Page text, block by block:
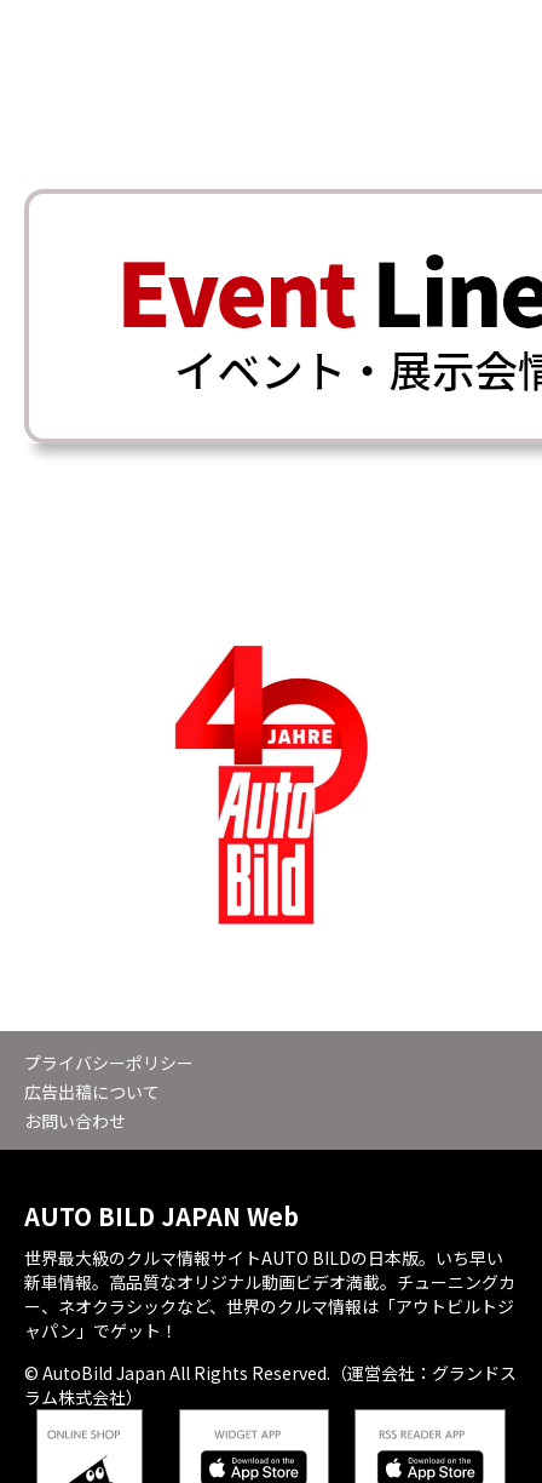
プライバシーポリシー
広告出稿について
お問い合わせ
AUTO BILD JAPAN Web
世界最大級のクルマ情報サイトAUTO BILDの日本版。いち早い
新車情報。高品質なオリジナル動画ビデオ満載。チューニングカ
ー、ネオクラシックなど、世界のクルマ情報は「アウトビルトジ
ャパン」でゲット！
© AutoBild Japan All Rights Reserved.（運営会社：グランドス
ラム株式会社）